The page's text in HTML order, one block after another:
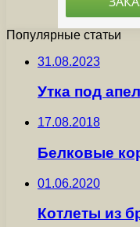
Популярные статьи
31.08.2023
Утка под
17.08.2018
Белковые
01.06.2020
Котлеты из